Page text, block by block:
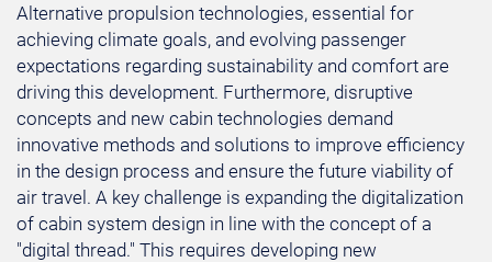
Alternative propulsion technologies, essential for
achieving climate goals, and evolving passenger
expectations regarding sustainability and comfort are
driving this development. Furthermore, disruptive
concepts and new cabin technologies demand
innovative methods and solutions to improve efficiency
in the design process and ensure the future viability of
air travel. A key challenge is expanding the digitalization
of cabin system design in line with the concept of a
"digital thread." This requires developing new